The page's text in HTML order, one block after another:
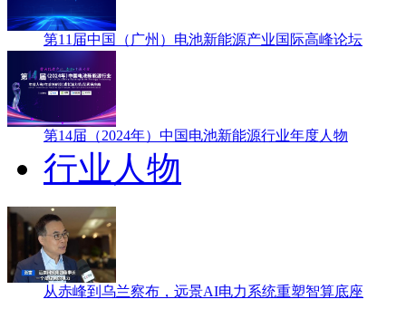
第11届中国（广州）电池新能源产业国际高峰论坛
第14届（2024年）中国电池新能源行业年度人物
行业人物
从赤峰到乌兰察布，远景AI电力系统重塑智算底座